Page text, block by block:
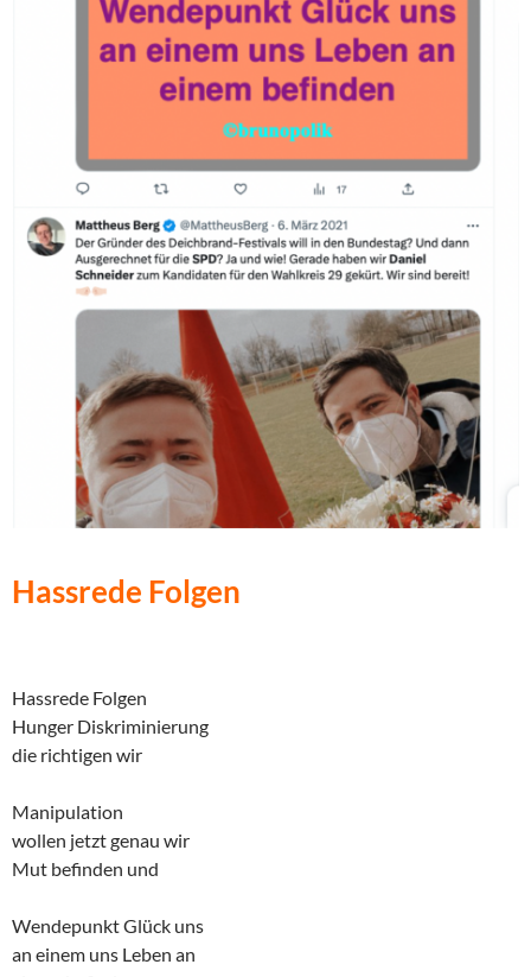
Hassrede Folgen
Hassrede Folgen
Hunger Diskriminierung
die richtigen wir
Manipulation
wollen jetzt genau wir
Mut befinden und
Wendepunkt Glück uns
an einem uns Leben an